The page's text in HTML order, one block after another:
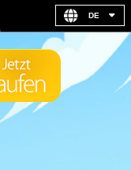
DE
United Kingdom
United States
France